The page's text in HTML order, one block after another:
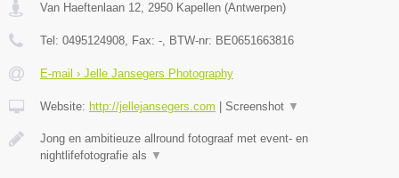
Van Haeftenlaan 12, 2950 Kapellen (Antwerpen)
Tel: 0495124908, Fax: -, BTW-nr: BE0651663816
E-mail › Jelle Jansegers Photography
Website: http://jellejansegers.com Screenshot ▼
Jong en ambitieuze allround fotograaf met event- en
nightlifefotografie als ▼